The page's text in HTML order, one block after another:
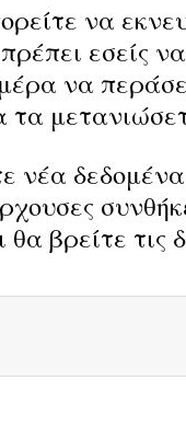
να
εσείς
να
τα
νέα
βρείτε τις